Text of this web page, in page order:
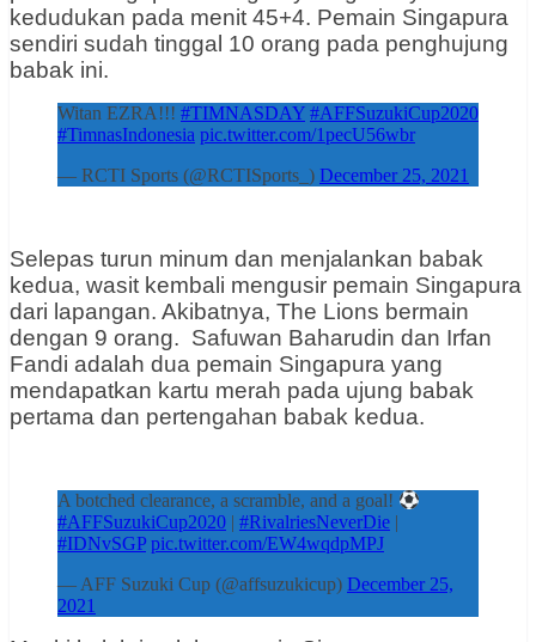
kedudukan pada menit 45+4. Pemain Singapura
sendiri sudah tinggal 10 orang pada penghujung
babak ini.
Witan EZRA!!! #TIMNASDAY #AFFSuzukiCup2020
#TimnasIndonesia pic.twitter.com/1pecU56wbr
— RCTI Sports (@RCTISports_) December 25, 2021
Selepas turun minum dan menjalankan babak
kedua, wasit kembali mengusir pemain Singapura
dari lapangan. Akibatnya, The Lions bermain
dengan 9 orang. Safuwan Baharudin dan Irfan
Fandi adalah dua pemain Singapura yang
mendapatkan kartu merah pada ujung babak
pertama dan pertengahan babak kedua.
A botched clearance, a scramble, and a goal!
#AFFSuzukiCup2020 | #RivalriesNeverDie |
#IDNvSGP pic.twitter.com/EW4wqdpMPJ
— AFF Suzuki Cup (@affsuzukicup) December 25,
2021